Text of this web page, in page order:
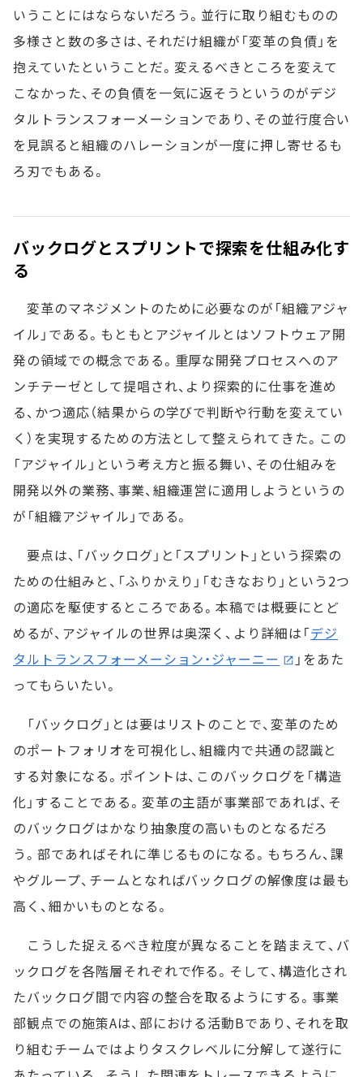
いうことにはならないだろう。並行に取り組むものの
多様さと数の多さは、それだけ組織が「変革の負債」を
抱えていたということだ。変えるべきところを変えて
こなかった、その負債を一気に返そうというのがデジ
タルトランスフォーメーションであり、その並行度合い
を見誤ると組織のハレーションが一度に押し寄せるも
ろ刃でもある。
バックログとスプリントで探索を仕組み化す
る
変革のマネジメントのために必要なのが「組織アジャ
イル」である。もともとアジャイルとはソフトウェア開
発の領域での概念である。重厚な開発プロセスへのア
ンチテーゼとして提唱され、より探索的に仕事を進め
る、かつ適応（結果からの学びで判断や行動を変えてい
く）を実現するための方法として整えられてきた。この
「アジャイル」という考え方と振る舞い、その仕組みを
開発以外の業務、事業、組織運営に適用しようというの
が「組織アジャイル」である。
要点は、「バックログ」と「スプリント」という探索の
ための仕組みと、「ふりかえり」「むきなおり」という2つ
の適応を駆使するところである。本稿では概要にとど
めるが、アジャイルの世界は奥深く、より詳細は「デジ
タルトランスフォーメーション・ジャーニー
」をあた
ってもらいたい。
「バックログ」とは要はリストのことで、変革のため
のポートフォリオを可視化し、組織内で共通の認識と
する対象になる。ポイントは、このバックログを「構造
化」することである。変革の主語が事業部であれば、そ
のバックログはかなり抽象度の高いものとなるだろ
う。部であればそれに準じるものになる。もちろん、課
やグループ、チームとなればバックログの解像度は最も
高く、細かいものとなる。
こうした捉えるべき粒度が異なることを踏まえて、バ
ックログを各階層それぞれで作る。そして、構造化され
たバックログ間で内容の整合を取るようにする。事業
部観点での施策Aは、部における活動Bであり、それを取
り組むチームではよりタスクレベルに分解して遂行に